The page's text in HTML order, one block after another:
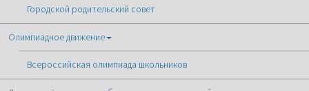
Городской родительский совет
Олимпиадное движение
Всероссийская олимпиада школьников